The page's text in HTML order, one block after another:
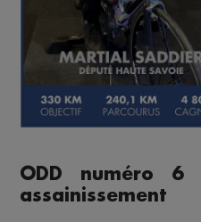
ODD numéro
assainissement